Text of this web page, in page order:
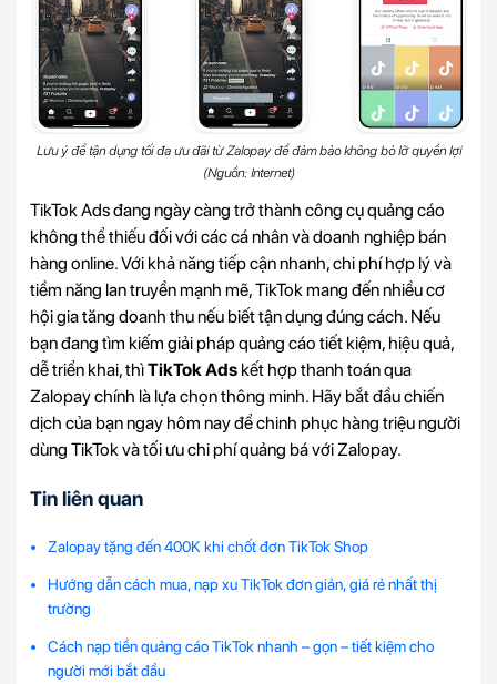
Lưu ý để tận dụng tối đa ưu đãi từ Zalopay để đảm bảo không bỏ lỡ quyền lợi
(Nguồn: Internet)
TikTok Ads đang ngày càng trở thành công cụ quảng cáo
không thể thiếu đối với các cá nhân và doanh nghiệp bán
hàng online. Với khả năng tiếp cận nhanh, chi phí hợp lý và
tiềm năng lan truyền mạnh mẽ, TikTok mang đến nhiều cơ
hội gia tăng doanh thu nếu biết tận dụng đúng cách. Nếu
bạn đang tìm kiếm giải pháp quảng cáo tiết kiệm, hiệu quả,
dễ triển khai, thìTikTok Ads kết hợp thanh toán qua
Zalopay chính là lựa chọn thông minh. Hãy bắt đầu chiến
dịch của bạn ngay hôm nay để chinh phục hàng triệu người
dùng TikTok và tối ưu chi phí quảng bá với Zalopay.
Tin liên quan
Zalopay tặng đến 400K khi chốt đơn TikTok Shop
Hướng dẫn cách mua, nạp xu TikTok đơn giản, giá rẻ nhất thị
trường
Cách nạp tiền quảng cáo TikTok nhanh – gọn – tiết kiệm cho
người mới bắt đầu